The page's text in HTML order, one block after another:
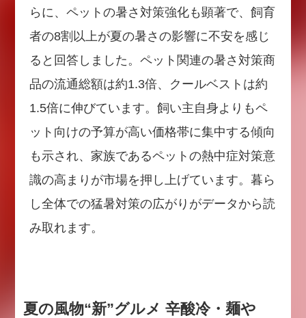
らに、ペットの暑さ対策強化も顕著で、飼育
者の8割以上が夏の暑さの影響に不安を感じ
ると回答しました。ペット関連の暑さ対策商
品の流通総額は約1.3倍、クールベストは約
1.5倍に伸びています。飼い主自身よりもペ
ット向けの予算が高い価格帯に集中する傾向
も示され、家族であるペットの熱中症対策意
識の高まりが市場を押し上げています。暮ら
し全体での猛暑対策の広がりがデータから読
み取れます。
夏の風物“新”グルメ 辛酸冷・麺や